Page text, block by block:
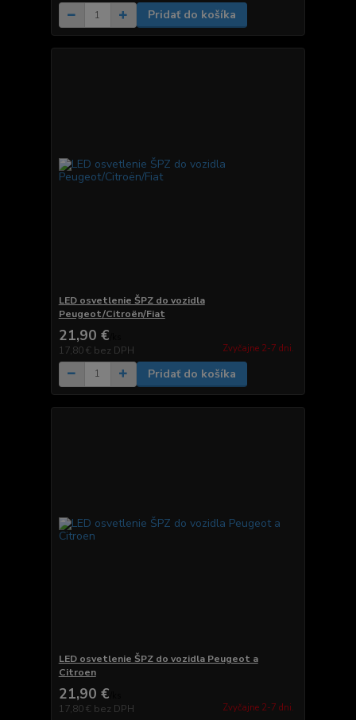
Pridať do košíka
LED osvetlenie ŠPZ do vozidla
Peugeot/Citroën/Fiat
21,90 €
17,80 € bez DPH Zvyčajne 2-7 dni.
Pridať do košíka
LED osvetlenie ŠPZ do vozidla Peugeot a
Citroen
21,90 €
17,80 € bez DPH Zvyčajne 2-7 dni.